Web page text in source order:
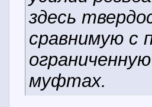
здесь
сравнимую с
муфтах.